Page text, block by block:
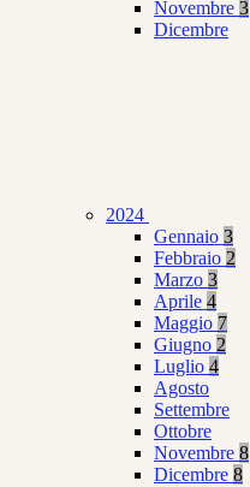
Novembre 3
Dicembre
2024
Gennaio 3
Febbraio 2
Marzo 3
Aprile 4
Maggio 7
Giugno 2
Luglio 4
Agosto
Settembre
Ottobre
Novembre 8
Dicembre 8